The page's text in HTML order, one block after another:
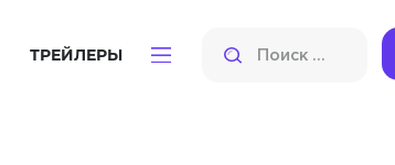
ТРЕЙЛЕРЫ